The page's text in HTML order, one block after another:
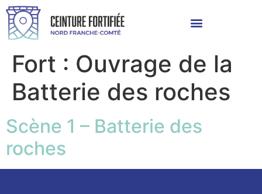
Fort : Ouvrage de la
Batterie des roches
Scène 1 – Batterie des
roches